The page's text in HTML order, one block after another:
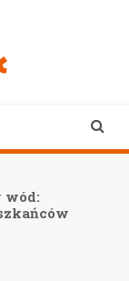
wód: